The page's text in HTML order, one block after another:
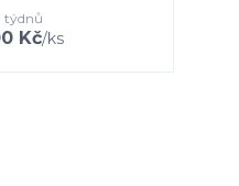
Kč/ks
týdnů